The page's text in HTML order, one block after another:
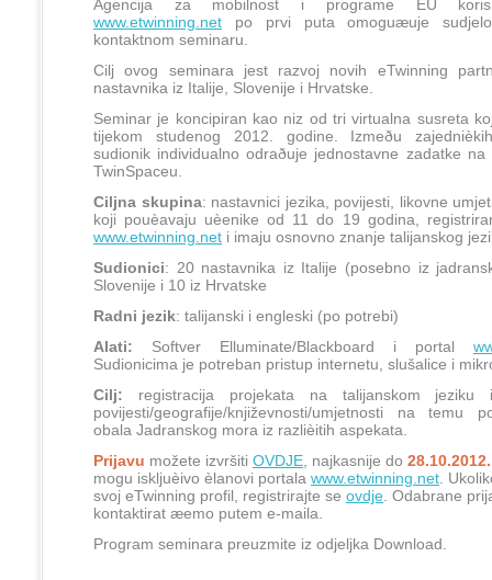
Agencija za mobilnost i programe EU
www.etwinning.net po prvi puta omoguæuje
kontaktnom seminaru.
Cilj ovog seminara jest razvoj novih eTwinning
nastavnika iz Italije, Slovenije i Hrvatske.
Seminar je koncipiran kao niz od tri virtualna susreta
tijekom studenog 2012. godine. Izmeðu
sudionik individualno odraðuje jednostavne zadatke
TwinSpaceu.
Ciljna skupina: nastavnici jezika, povijesti, likovne
koji pouèavaju uèenike od 11 do 19 godina,
www.etwinning.net i imaju osnovno znanje talijanskog
Sudionici: 20 nastavnika iz Italije (posebno iz
Slovenije i 10 iz Hrvatske
Radni jezik: talijanski i engleski (po potrebi)
Alati: Softver Elluminate/Blackboard i portal
Sudionicima je potreban pristup internetu, slušalice i
Cilj: registracija projekata na talijanskom jeziku
povijesti/geografije/književnosti/umjetnosti na temu
obala Jadranskog mora iz razlièitih aspekata.
Prijavu možete izvršiti OVDJE , najkasnije do 28.10.2012.
mogu iskljuèivo èlanovi portala www.etwinning.net .
svoj eTwinning profil, registrirajte se ovdje . Odabrane
kontaktirat æemo putem e-maila.
Program seminara preuzmite iz odjeljka Download.